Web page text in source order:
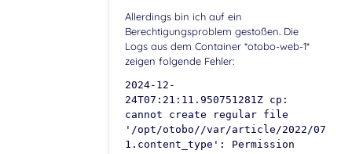
Allerdings bin ich auf ein
Berechtigungsproblem gestoßen. Die
Logs aus dem Container *otobo-web-1*
zeigen folgende Fehler:
2024-12-
24T07:21:11.950751281Z cp:
cannot create regular file
'/opt/otobo//var/article/2022/07/11/
1.content_type': Permission